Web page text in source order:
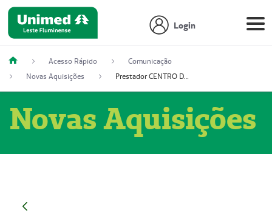
Login
Acesso Rápido
Comunicação
Novas Aquisições
Prestador CENTRO DE ONCOLOGIA
Novas Aquisições